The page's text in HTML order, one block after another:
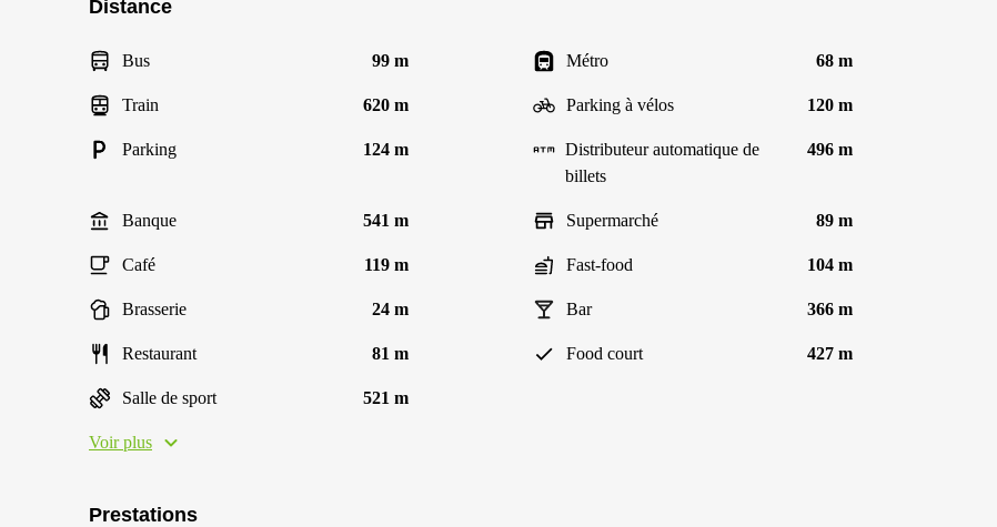
Distance
Bus 99 m Métro 68 m
Train 620 m Parking à vélos 120 m
Parking 124 m
Distributeur automatique de
billets
496 m
Banque 541 m Supermarché 89 m
Café 119 m Fast-food 104 m
Brasserie 24 m Bar 366 m
Restaurant 81 m Food court 427 m
Salle de sport 521 m
Voir plus
Prestations